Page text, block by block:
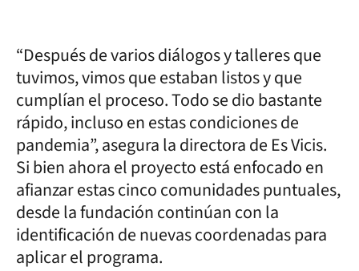
“Después de varios diálogos y talleres que
tuvimos, vimos que estaban listos y que
cumplían el proceso. Todo se dio bastante
rápido, incluso en estas condiciones de
pandemia”, asegura la directora de Es Vicis.
Si bien ahora el proyecto está enfocado en
afianzar estas cinco comunidades puntuales,
desde la fundación continúan con la
identificación de nuevas coordenadas para
aplicar el programa.